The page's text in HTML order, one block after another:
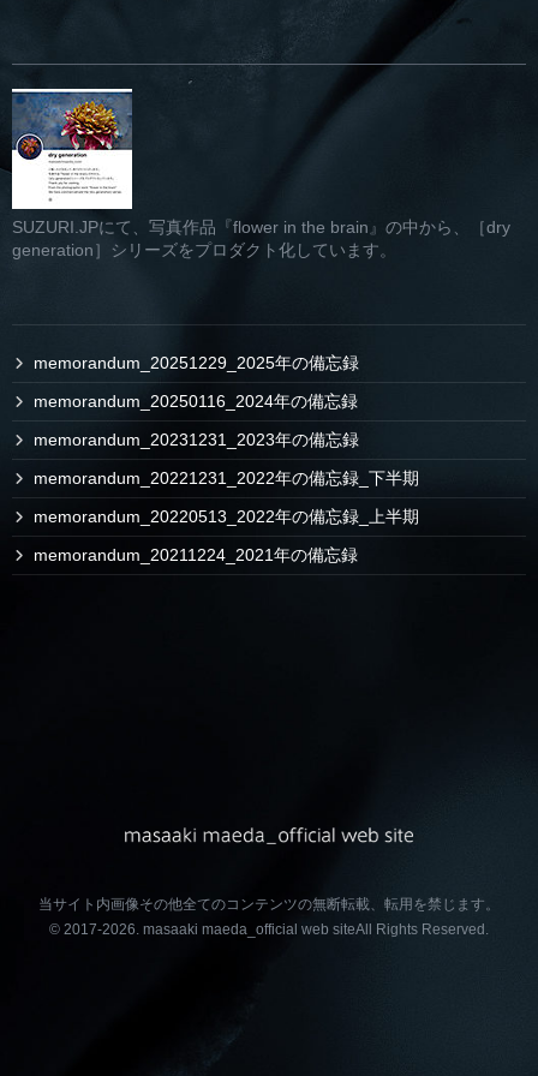
SUZURI.JPにて、写真作品『flower in the brain』の中から、［dry
generation］シリーズをプロダクト化しています。
memorandum_20251229_2025年の備忘録
memorandum_20250116_2024年の備忘録
memorandum_20231231_2023年の備忘録
memorandum_20221231_2022年の備忘録_下半期
memorandum_20220513_2022年の備忘録_上半期
memorandum_20211224_2021年の備忘録
当サイト内画像その他全てのコンテンツの無断転載、転用を禁じます。
© 2017-2026. masaaki maeda_official web siteAll Rights Reserved.